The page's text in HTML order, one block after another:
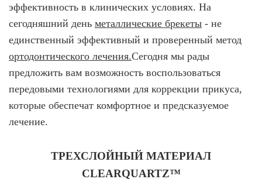
эффективность в клинических условиях. На
сегодняшний день металлические брекеты - не
единственный эффективный и проверенный метод
ортодонтического лечения.Сегодня мы рады
предложить вам возможность воспользоваться
передовыми технологиями для коррекции прикуса,
которые обеспечат комфортное и предсказуемое
лечение.
ТРЕХСЛОЙНЫЙ МАТЕРИАЛ
CLEARQUARTZ™